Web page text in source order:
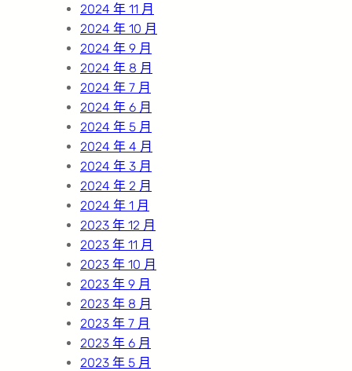
2024 年 11 月
2024 年 10 月
2024 年 9 月
2024 年 8 月
2024 年 7 月
2024 年 6 月
2024 年 5 月
2024 年 4 月
2024 年 3 月
2024 年 2 月
2024 年 1 月
2023 年 12 月
2023 年 11 月
2023 年 10 月
2023 年 9 月
2023 年 8 月
2023 年 7 月
2023 年 6 月
2023 年 5 月